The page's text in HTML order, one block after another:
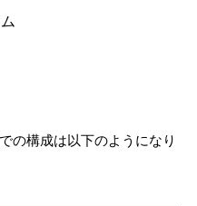
の構成は以下のようになり